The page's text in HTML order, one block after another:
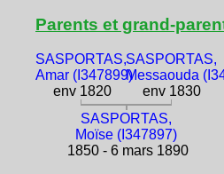
Parents et grand-
SASPORTAS,
Amar (I347899)
env 1820
SASPORTAS,
Messaouda
env 1830
SASPORTAS,
Moïse (I347897)
1850 - 6 mars 1890